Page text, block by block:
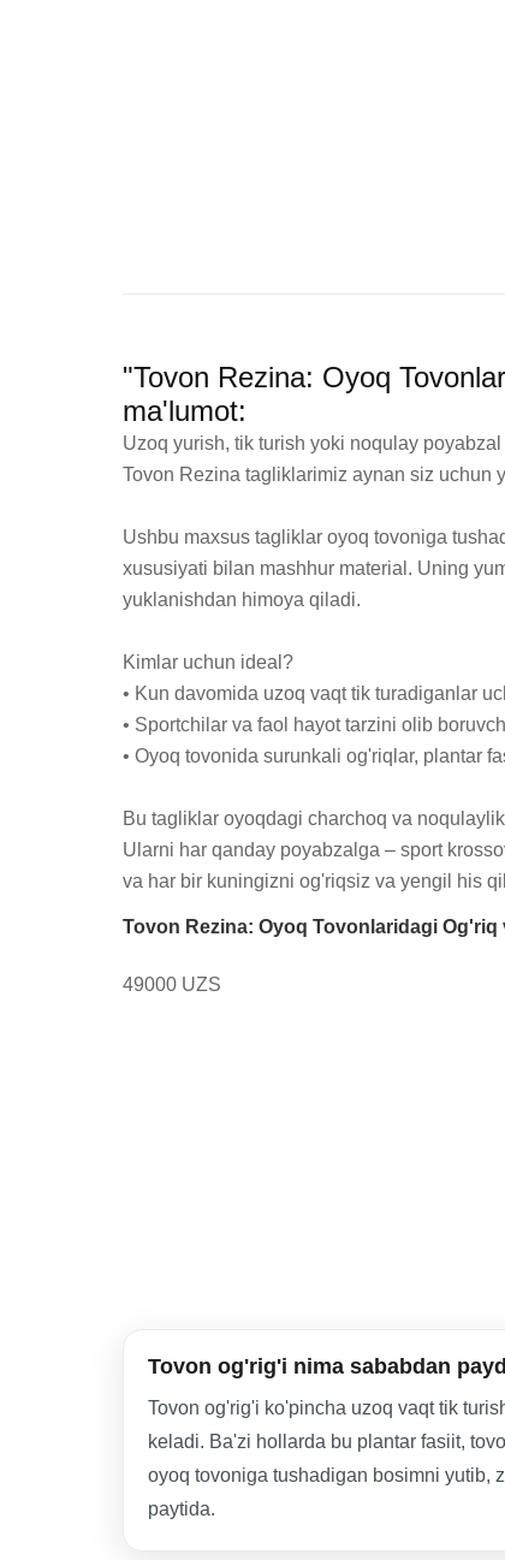
"Tovon Rezina: Oyoq
ma'lumot:
Uzoq yurish, tik turish yoki noqulay
Tovon Rezina tagliklarimiz aynan siz uchun
Ushbu maxsus tagliklar oyoq tovoniga
xususiyati bilan mashhur material. Uning
yuklanishdan himoya qiladi.
Kimlar uchun ideal?
• Kun davomida uzoq vaqt tik turadiganlar
• Sportchilar va faol hayot tarzini olib
• Oyoq tovonida surunkali og'riqlar, plantar
Bu tagliklar oyoqdagi charchoq va
Ularni har qanday poyabzalga – sport
va har bir kuningizni og'riqsiz va yengil his
Tovon Rezina: Oyoq Tovonlaridagi
49000 UZS
Tovon og'rig'i nima sababdan
Tovon og'rig'i ko'pincha uzoq vaqt tik
keladi. Ba'zi hollarda bu plantar fasiit,
oyoq tovoniga tushadigan bosimni yutib,
paytida.